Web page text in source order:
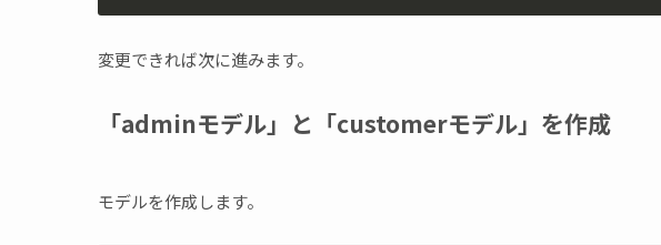
変更できれば次に進みます。
「adminモデル」と「customerモデル」を作成
モデルを作成します。